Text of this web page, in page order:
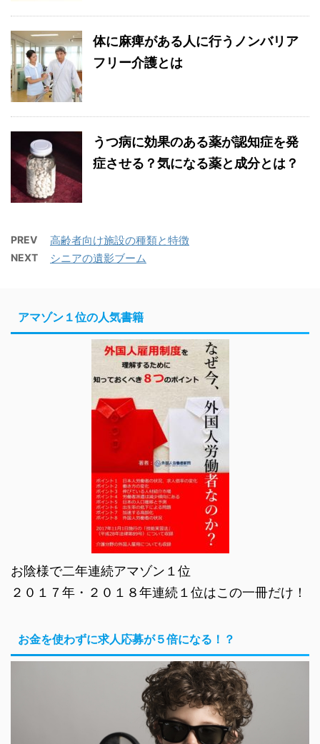
体に麻痺がある人に行うノンバリア
フリー介護とは
うつ病に効果のある薬が認知症を発
症させる？気になる薬と成分とは？
PREV 高齢者向け施設の種類と特徴
NEXT シニアの遺影ブーム
アマゾン１位の人気書籍
お陰様で二年連続アマゾン１位
２０１７年・２０１８年連続１位はこの一冊だけ！
お金を使わずに求人応募が５倍になる！？